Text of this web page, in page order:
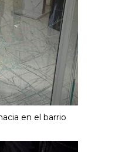
en el barrio